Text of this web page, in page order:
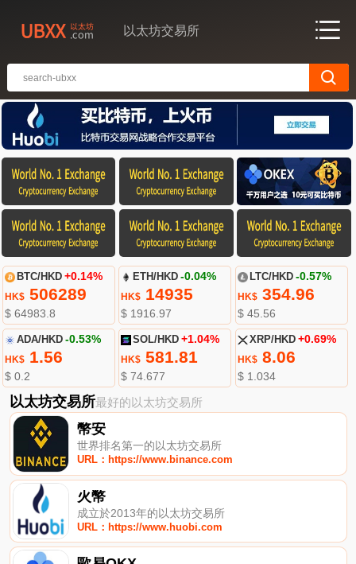
以太坊交易所
BTC/HKD +0.14%
HK$506289
$ 64983.8
ETH/HKD -0.04%
HK$ 14935
$ 1916.97
LTC/HKD -0.57%
HK$354.96
$ 45.56
ADA/HKD -0.53%
HK$1.56
$ 0.2
SOL/HKD +1.04%
HK$ 581.81
$ 74.677
XRP/HKD +0.69%
HK$8.06
$ 1.034
以太坊交易所最好的以太坊交易所
幣安
世界排名第一的以太坊交易所
URL：https://www.binance.com
火幣
成立於2013年的以太坊交易所
URL：https://www.huobi.com